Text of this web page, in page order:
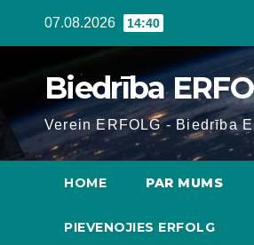
07.08.2026 14:40
Biedrība
Verein ERFOLG - Biedrība
HOME PAR MUMS
PIEVENOJIES ERFOLG